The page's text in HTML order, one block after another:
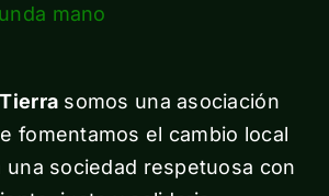
mano
somos una asociación
fomentamos el cambio local
una sociedad respetuosa con